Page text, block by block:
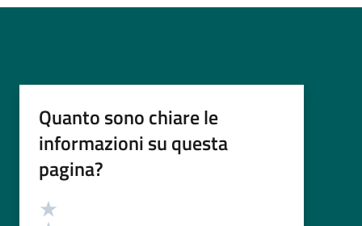
Quanto sono chiare le
informazioni su questa
pagina?
Valutazione